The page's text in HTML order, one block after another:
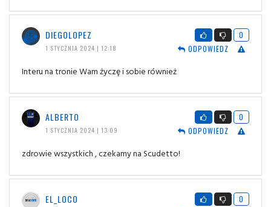
DIEGOLOPEZ
1 STYCZNIA 2024 | 12:18
0
ODPOWIEDZ
Interu na tronie Wam życzę i sobie również
ALBERTO
1 STYCZNIA 2024 | 13:09
0
ODPOWIEDZ
zdrowie wszystkich , czekamy na Scudetto!
EL_LOCO
0